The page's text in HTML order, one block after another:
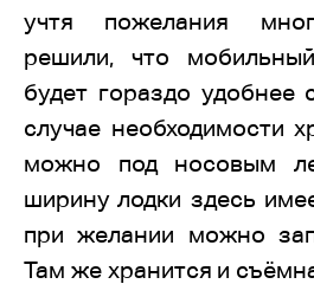
учтя пожелания
решили, что
будет гораздо удобнее
случае необходимости
можно под носовым
ширину лодки здесь
при желании можно
Там же хранится и